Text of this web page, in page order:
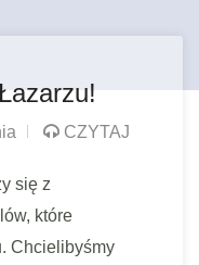
CZYTAJ
się z
które
Chcielibyśmy